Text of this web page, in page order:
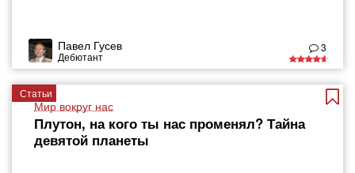
Павел Гусев
Дебютант
3
Статьи
Мир вокруг нас
Плутон, на кого ты нас променял? Тайна
девятой планеты